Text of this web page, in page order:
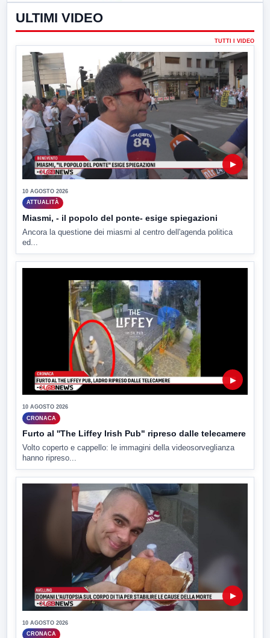
ULTIMI VIDEO
TUTTI I VIDEO
▶
10 AGOSTO 2026
ATTUALITÀ
Miasmi, - il popolo del ponte- esige spiegazioni
Ancora la questione dei miasmi al centro dell'agenda politica
ed...
▶
10 AGOSTO 2026
CRONACA
Furto al ''The Liffey Irish Pub" ripreso dalle telecamere
Volto coperto e cappello: le immagini della videosorveglianza
hanno ripreso...
▶
10 AGOSTO 2026
CRONACA